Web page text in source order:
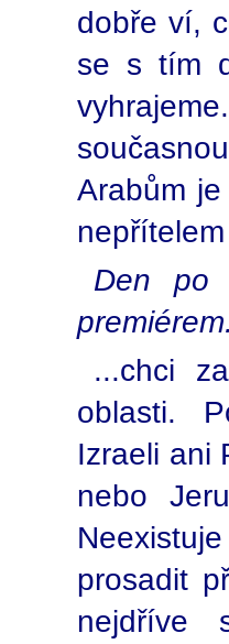
dobře ví,
se s tím
Arabům
Den po
...chci
oblasti.
Izraeli ani
nebo
prosadit
nejdříve